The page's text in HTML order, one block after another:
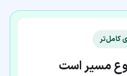
کامل‌تر
مسیر است